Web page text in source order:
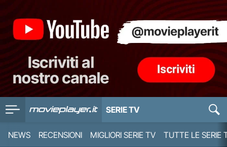
SERIE TV
NEWS RECENSIONI MIGLIORI SERIE TV TUTTE LE SERIE